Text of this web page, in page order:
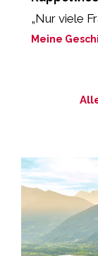
„Nur viele
Meine